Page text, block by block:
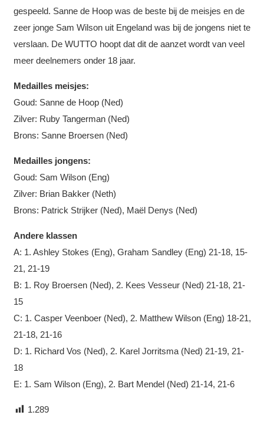
gespeeld. Sanne de Hoop was de beste bij de meisjes en de
zeer jonge Sam Wilson uit Engeland was bij de jongens niet te
verslaan. De WUTTO hoopt dat dit de aanzet wordt van veel
meer deelnemers onder 18 jaar.
Medailles meisjes:
Goud: Sanne de Hoop (Ned)
Zilver: Ruby Tangerman (Ned)
Brons: Sanne Broersen (Ned)
Medailles jongens:
Goud: Sam Wilson (Eng)
Zilver: Brian Bakker (Neth)
Brons: Patrick Strijker (Ned), Maël Denys (Ned)
Andere klassen
A: 1. Ashley Stokes (Eng), Graham Sandley (Eng) 21-18, 15-
21, 21-19
B: 1. Roy Broersen (Ned), 2. Kees Vesseur (Ned) 21-18, 21-
15
C: 1. Casper Veenboer (Ned), 2. Matthew Wilson (Eng) 18-21,
21-18, 21-16
D: 1. Richard Vos (Ned), 2. Karel Jorritsma (Ned) 21-19, 21-
18
E: 1. Sam Wilson (Eng), 2. Bart Mendel (Ned) 21-14, 21-6
1.289